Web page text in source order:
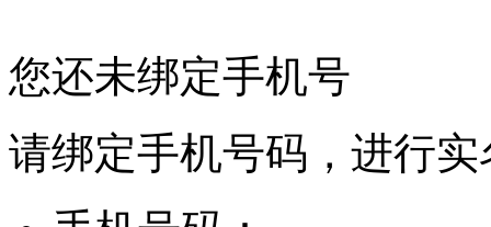
您还未绑定手机号
请绑定手机号码，进行